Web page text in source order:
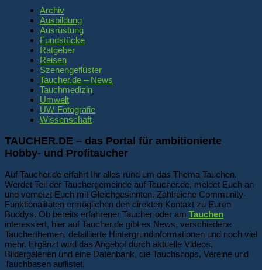
Archiv
Ausbildung
Ausrüstung
Fundstücke
Ratgeber
Reisen
Szenengeflüster
Taucher.de – News
Tauchmedizin
Umwelt
UW-Fotografie
Wissenschaft
TAUCHER.DE – das Portal für ambitionierte
Hobby- und Profitaucher
Auf Taucher.de erfahrt Ihr alles rund um das Thema Tauchen.
Werdet Teil der Tauchergemeinde auf Taucher.de, meldet Euch an
und vernetzt Euch mit Gleichgesinnten. Zahlreiche Community-
Funktionalitäten ermöglichen den direkten Kontakt zu Euren
Buddys. Ob bereits erfahrener Taucher oder am Tauchen
interessiert, hier auf Taucher.de gibt es News, verschiedene
Taucherthemen, detaillierte Hintergrundinformationen und noch viel
mehr. Ergänzt wird das Angebot durch aktuelle Videos,
Bildergalerien und eine Datenbank, die Tauchshops, Vereine und
Tauchbasen auflistet.